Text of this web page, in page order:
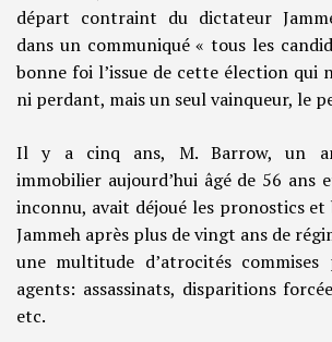
départ contraint du dictateur
dans un communiqué « tous les
bonne foi l’issue de cette élection qui
ni perdant, mais un seul vainqueur, le
Il y a cinq ans, M. Barrow, un
immobilier aujourd’hui âgé de 56 ans
inconnu, avait déjoué les pronostics
Jammeh après plus de vingt ans de
une multitude d’atrocités
agents: assassinats, disparitions
etc.